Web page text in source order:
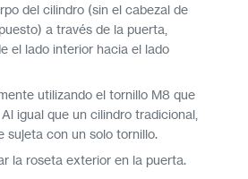
del cilindro (sin el cabezal de
a través de la puerta,
el lado interior hacia el lado
utilizando el tornillo M8 que
igual que un cilindro tradicional,
sujeta con un solo tornillo.
la roseta exterior en la puerta.